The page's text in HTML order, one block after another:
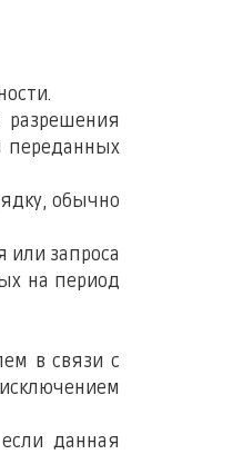
переданных
обычно
или запроса
на период
в связи с
данная